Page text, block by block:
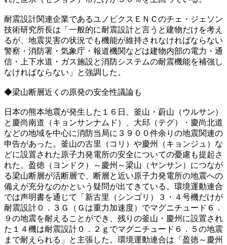
耐震設計関連企業であるユノビクスＥＮＣのチェ・ジェソン
技術研究所長は「一般的に耐震設計と言うと建物だけを考え
るが、地震災害の状況でも機能が維持されなければならない
警察・消防署・気象庁・報道機関などは建物内部の電力・通
信・上下水道・ガス施設と消防システムの耐震機能を補強し
なければならない」と強調した。
◆梁山断層近くの原発の安全性議論も
日本の熊本地震が発生した１６日、釜山・蔚山（ウルサン）
と慶尚南道（キョンサンナムド）、大邱（テグ）・慶尚北道
などの地域を中心に消防当局に３９００件余りの地震関連の
申告があった。釜山の古里（コリ）や慶州（キョンジュ）な
どに設置された原子力発電所の安全についての憂慮も提起さ
れた。盈徳（ヨンドク）～慶州～梁山（ヤンサン）につなが
る梁山断層が活断層で、断層と近い原子力発電所の地震への
備えが充分なのかという疑問が出てきている。環境運動連合
では声明書を通じて「新古里（シンゴリ）３・４号機だけが
耐震設計０．３Ｇ（Ｇは重力加速度）でマグニチュード６．
９の地震を耐えることができ、残りの釜山・慶州に設置され
た１４機は耐震設計０．２ｇでマグニチュード６．５の地震
まで耐えられる」と主張した。環境運動連合は「盈徳～慶州